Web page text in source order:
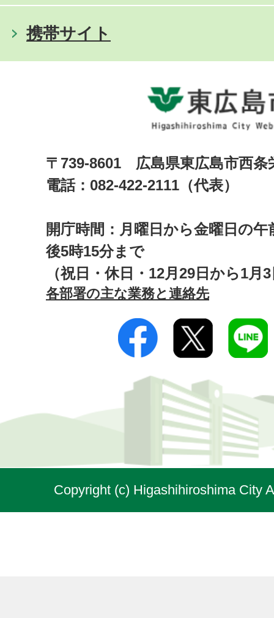
携帯サイト
〒739-8601 広島県東広島市西
電話：082-422-2111（代表）
開庁時間：月曜日から金曜日の午
後5時15分まで
（祝日・休日・12月29日から1月
各部署の主な業務と連絡先
Copyright (c) Higashihiroshima City